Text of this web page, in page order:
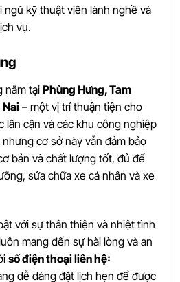
ngũ kỹ thuật viên lành nghề và
vụ.
nằm tại Phùng Hưng, Tam
Nai – một vị trí thuận tiện cho
lân cận và các khu công nghiệp
cơ sở này vẫn đảm bảo
bản và chất lượng tốt, đủ để
sửa chữa xe cá nhân và xe
với sự thân thiện và nhiệt tình
mang đến sự hài lòng và an
số điện thoại liên hệ:
dễ dàng đặt lịch hẹn để được